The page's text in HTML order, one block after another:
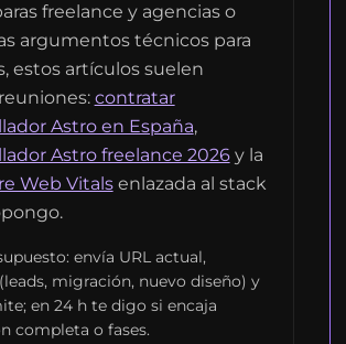
freelance y agencias o
argumentos técnicos para
estos artículos suelen
contratar
Astro en España,
Astro freelance 2026y la
Web Vitalsenlazada al stack
envía URL actual,
migración, nuevo diseño) y
en 24 h te digo si encaja
completa o fases.